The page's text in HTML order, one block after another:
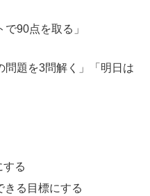
90点を取る」
問題を3問解く」「明日は
する
きる目標にする